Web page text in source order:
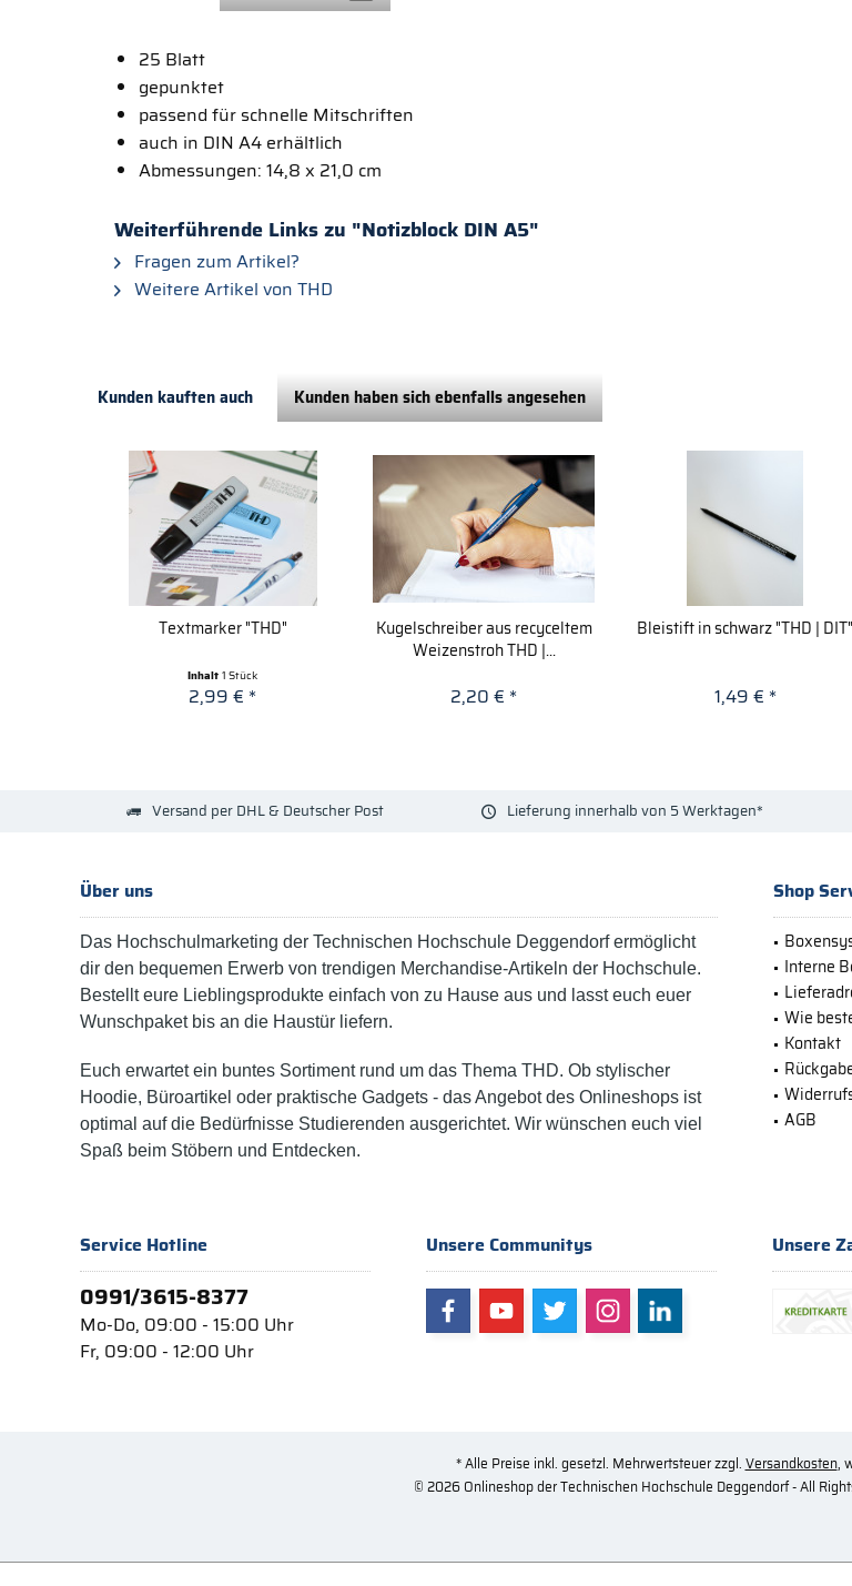
25 Blatt
gepunktet
passend für schnelle Mitschriften
auch in DIN A4 erhältlich
Abmessungen: 14,8 x 21,0 cm
Weiterführende Links zu "Notizblock DIN A5"
Fragen zum Artikel?
Weitere Artikel von THD
Kunden kauften auch Kunden haben sich ebenfalls angesehen
Textmarker "THD"
Inhalt1 Stück
2,99 € *
Kugelschreiber aus recyceltem
Weizenstroh THD |...
2,20 € *
Bleistift in schwarz "THD | DIT"
1,49 € *
Versand per DHL & Deutscher Post Lieferung innerhalb von 5 Werktagen*
Über uns
Das Hochschulmarketing der Technischen Hochschule Deggendorf ermöglicht
dir den bequemen Erwerb von trendigen Merchandise-Artikeln der Hochschule.
Bestellt eure Lieblingsprodukte einfach von zu Hause aus und lasst euch euer
Wunschpaket bis an die Haustür liefern.
Euch erwartet ein buntes Sortiment rund um das Thema THD. Ob stylischer
Hoodie, Büroartikel oder praktische Gadgets - das Angebot des Onlineshops ist
optimal auf die Bedürfnisse Studierenden ausgerichtet. Wir wünschen euch viel
Spaß beim Stöbern und Entdecken.
Shop
Interne
Wie
Kontakt
AGB
Service Hotline
0991/3615-8377
Mo-Do, 09:00 - 15:00 Uhr
Fr, 09:00 - 12:00 Uhr
Unsere Communitys Unsere
* Alle Preise inkl. gesetzl. Mehrwertsteuer zzgl. Versandkosten,
© 2026 Onlineshop der Technischen Hochschule Deggendorf - All